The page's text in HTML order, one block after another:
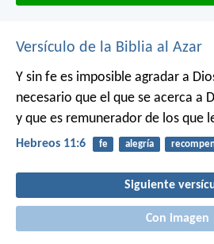
Versículo de la Biblia al Azar
Y sin fe es imposible agradar a
necesario que el que se acerca a
y que es remunerador de los que
Hebreos 11:6 fe alegría
Siguiente
Con imagen